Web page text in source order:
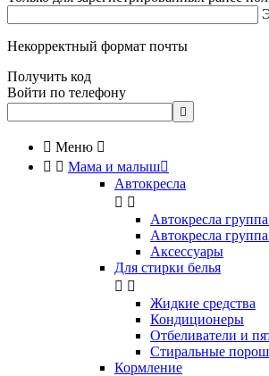
Некорректный формат почты
Получить код
Войти по телефону

 Меню 
  Мама и малыш
Автокресла
 
Автокресла
Автокресла
Аксессуары
Для стирки белья
 
Жидкие средства
Кондиционеры
Отбеливатели и
Стиральные
Кормление